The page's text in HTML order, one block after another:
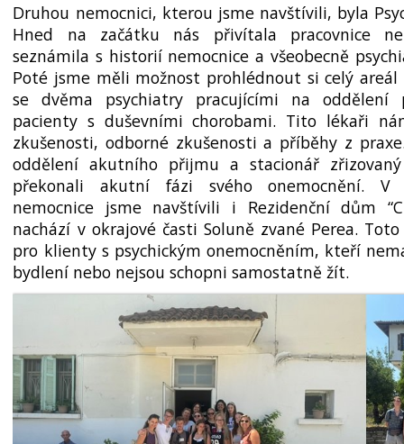
Druhou nemocnici, kterou jsme navštívili, byla
Hned na začátku nás přivítala pracovnice
seznámila s historií nemocnice a všeobecně
Poté jsme měli možnost prohlédnout si celý
se dvěma psychiatry pracujícími na
pacienty s duševními chorobami. Tito lékaři
zkušenosti, odborné zkušenosti a příběhy z
oddělení akutního přijmu a stacionář
překonali akutní fázi svého onemocnění. V
nemocnice jsme navštívili i Rezidenční dům
nachází v okrajové časti Soluně zvané Perea.
pro klienty s psychickým onemocněním, kteří
bydlení nebo nejsou schopni samostatně žít.